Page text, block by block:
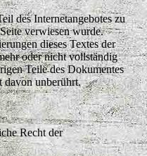
des Internetangebotes zu
verwiesen wurde.
dieses Textes der
oder nicht vollständig
Teile des Dokumentes
davon unberührt.
Recht der